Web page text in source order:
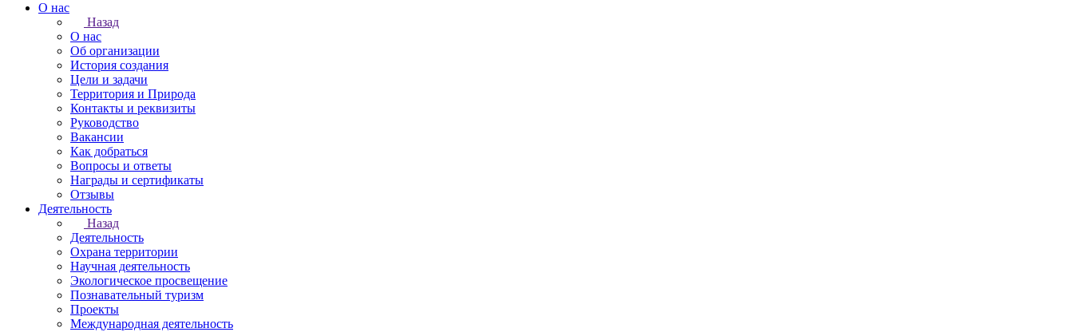
О нас
Назад
О нас
Об организации
История создания
Цели и задачи
Территория и Природа
Контакты и реквизиты
Руководство
Вакансии
Как добраться
Вопросы и ответы
Награды и сертификаты
Отзывы
Деятельность
Назад
Деятельность
Охрана территории
Научная деятельность
Экологическое просвещение
Познавательный туризм
Проекты
Международная деятельность